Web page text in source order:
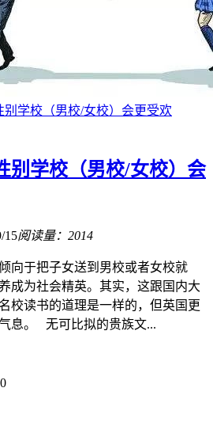
别学校（男校/女校）会更受欢
别学校（男校/女校）会
15阅读量：2014
于把子女送到男校或者女校就
成为社会精英。其实，这跟国内大
校读书的道理是一样的，但英国更
息。 无可比拟的贵族文...